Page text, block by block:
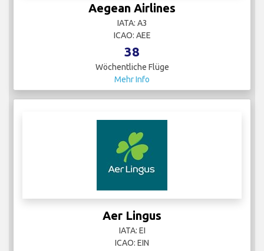
Aegean Airlines
IATA: A3
ICAO: AEE
38
Wöchentliche Flüge
Mehr Info
Aer Lingus
IATA: EI
ICAO: EIN